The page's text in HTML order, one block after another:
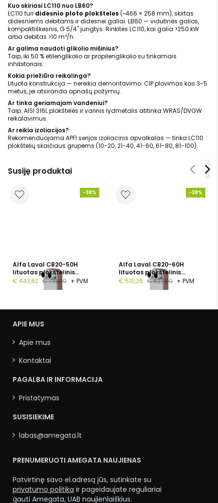
Kuo skiriasi LC110 nuo LB60?
LC110 turi didesnio ploto plokšteles(~466 × 258 mm), skirtas
didesniems debitams ir didesnei galiai. LB60 — vidutinės galios,
kompaktiškesnis, G 5/4" jungtys. Rinkitės LC110, kai galia >250 kW
arba debitas >10 m³/h.
Ar galima naudoti glikolio mišinius?
Taip, iki 50 % etilenglikolio ar propilenglikolio su tinkamais
inhibitoriais.
Kokia priežiūra reikalinga?
Lituota konstrukcija — nereikia demontavimo. CIP plovimas kas 3-5
metus, jei atsiranda apnašų požymių.
Ar tinka geriamajam vandeniui?
Taip. AISI 316L plokštelės ir varinis lydmetalis atitinka WRAS/DVGW
reikalavimus.
Ar reikia izoliacijos?
Rekomenduojama APFI serijos izoliacinis apvalkalas — tinka LC110
plokštelių skaičiaus grupėms (10-20, 21-40, 41-60, 61-80, 81-100).
Susiję produktai
-38%
Alfa Laval CB20-50H
lituotas plokštelinis
šilumokaitis, 1", 50
€ 443,62 € 719,00 + PVM
-38%
Alfa Laval CB20-60H
lituotas plokštelinis
šilumokaitis, G 1", 60
€ 510,26 € 827,00 + PVM
APIE MUS
Apie mus
Kontaktai
PAGALBA IR INFORMACIJA
Pristatymas
SUSISIEKIME
labas@amegata.lt
PRENUMERUOTI AMEGATA NAUJIENAS
Patvirtinę savo el.adresą jūs, sutinkate su
privatumo politika ir pageidaujate reguliariai
gauti Amegata, UAB naujienlaiškius.